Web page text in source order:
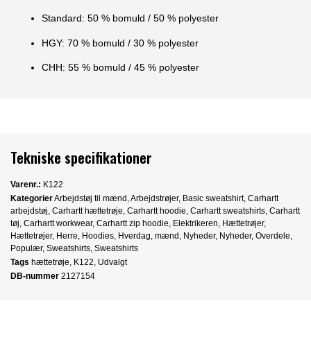
Standard: 50 % bomuld / 50 % polyester
HGY: 70 % bomuld / 30 % polyester
CHH: 55 % bomuld / 45 % polyester
Tekniske specifikationer
Varenr.: K122
KategorierArbejdstøj til mænd ,Arbejdstrøjer, Basic sweatshirt, Carhartt
arbejdstøj, Carhartt hættetrøje, Carhartt hoodie, Carhartt sweatshirts, Carhartt
tøj, Carhartt workwear, Carhartt zip hoodie, Elektrikeren, Hættetrøjer,
Hættetrøjer, Herre, Hoodies, Hverdag, mænd , Nyheder, Nyheder, Overdele,
Populær, Sweatshirts, Sweatshirts
Tags hættetrøje, K122, Udvalgt
DB-nummer 2127154